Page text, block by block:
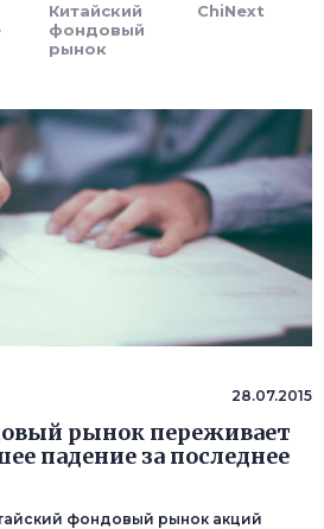
Китайский
фондовый
рынок
ChiNext
28.07.2015
рынок переживает
падение за последнее
фондовый рынок акций